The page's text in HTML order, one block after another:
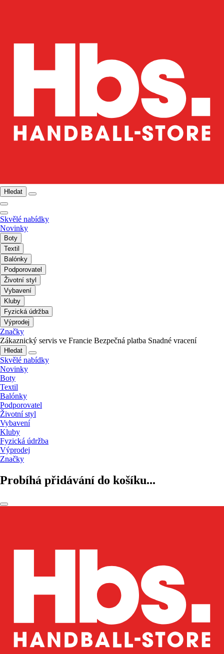
Hledat
Skvělé nabídky
Novinky
Boty
Textil
Balónky
Podporovatel
Životní styl
Vybavení
Kluby
Fyzická údržba
Výprodej
Značky
Zákaznický servis ve Francie Bezpečná platba Snadné vracení
Hledat
Skvělé nabídky
Novinky
Boty
Textil
Balónky
Podporovatel
Životní styl
Vybavení
Kluby
Fyzická údržba
Výprodej
Značky
Probíhá přidávání do košíku...